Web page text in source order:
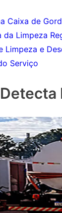
Caixa de
da Limpeza
Limpeza e
Serviço